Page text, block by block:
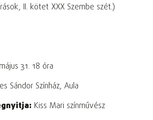
II. kötet XXX Szembe szét.)
31. 18 óra
Sándor Színház, Aula
Kiss Mari színművész